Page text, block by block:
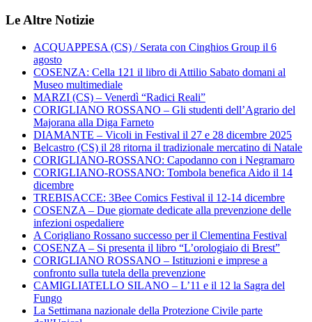
Le Altre Notizie
ACQUAPPESA (CS) / Serata con Cinghios Group il 6
agosto
COSENZA: Cella 121 il libro di Attilio Sabato domani al
Museo multimediale
MARZI (CS) – Venerdì “Radici Reali”
CORIGLIANO ROSSANO – Gli studenti dell’Agrario del
Majorana alla Diga Farneto
DIAMANTE – Vicoli in Festival il 27 e 28 dicembre 2025
Belcastro (CS) il 28 ritorna il tradizionale mercatino di Natale
CORIGLIANO-ROSSANO: Capodanno con i Negramaro
CORIGLIANO-ROSSANO: Tombola benefica Aido il 14
dicembre
TREBISACCE: 3Bee Comics Festival il 12-14 dicembre
COSENZA – Due giornate dedicate alla prevenzione delle
infezioni ospedaliere
A Corigliano Rossano successo per il Clementina Festival
COSENZA – Si presenta il libro “L’orologiaio di Brest”
CORIGLIANO ROSSANO – Istituzioni e imprese a
confronto sulla tutela della prevenzione
CAMIGLIATELLO SILANO – L’11 e il 12 la Sagra del
Fungo
La Settimana nazionale della Protezione Civile parte